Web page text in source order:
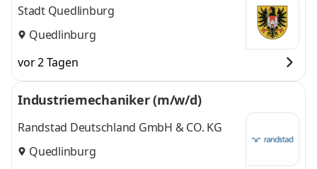
Stadt Quedlinburg
Quedlinburg
vor 2 Tagen
Industriemechaniker (m/w/d)
Randstad Deutschland GmbH & CO. KG
Quedlinburg